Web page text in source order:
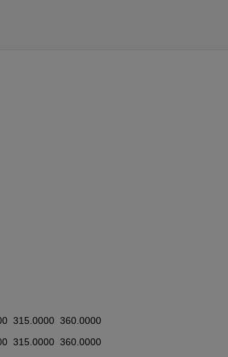
315.0000  360.0000
315.0000  360.0000